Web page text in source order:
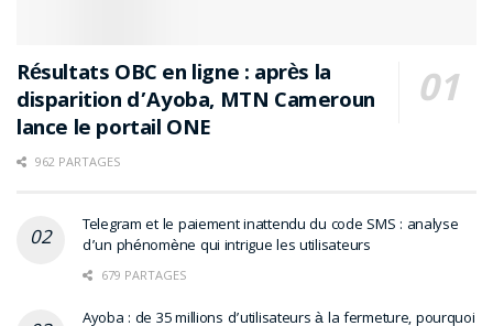
Résultats OBC en ligne : après la
disparition d’Ayoba, MTN Cameroun
lance le portail ONE
962 PARTAGES
Telegram et le paiement inattendu du code SMS : analyse
d’un phénomène qui intrigue les utilisateurs
679 PARTAGES
Ayoba : de 35 millions d’utilisateurs à la fermeture, pourquoi